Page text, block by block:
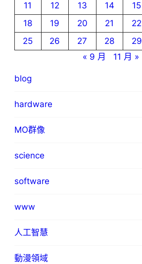
11
12 13 14 15
18
19 20 21 22
25
26 27 28 29
« 9 月
11 月 »
blog
hardware
MO群像
science
software
www
人工智慧
動漫領域